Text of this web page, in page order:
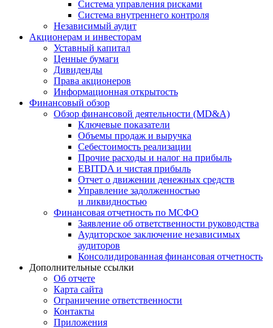
Система управления рисками
Система внутреннего контроля
Независимый аудит
Акционерам и инвесторам
Уставный капитал
Ценные бумаги
Дивиденды
Права акционеров
Информационная открытость
Финансовый обзор
Обзор финансовой деятельности (MD&A)
Ключевые показатели
Объемы продаж и выручка
Себестоимость реализации
Прочие расходы и налог на прибыль
EBITDA и чистая прибыль
Отчет о движении денежных средств
Управление задолженностью
и ликвидностью
Финансовая отчетность по МСФО
Заявление об ответственности руководства
Аудиторское заключение независимых
аудиторов
Консолидированная финансовая отчетность
Дополнительные ссылки
Об отчете
Карта сайта
Ограничение ответственности
Контакты
Приложения